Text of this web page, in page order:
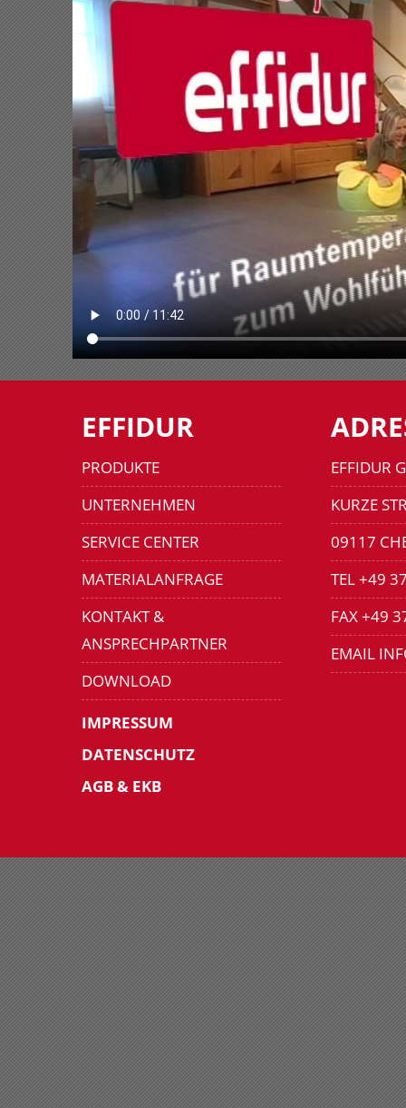
EFFIDUR
PRODUKTE
UNTERNEHMEN
SERVICE CENTER
MATERIALANFRAGE
KONTAKT &
ANSPRECHPARTNER
DOWNLOAD
IMPRESSUM
DATENSCHUTZ
AGB & EKB
EFFIDUR
KURZE
09117
TEL +49
FAX +49
EMAIL